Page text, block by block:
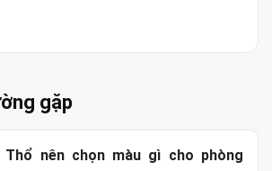
gặp
Thổ nên chọn màu gì cho phòng